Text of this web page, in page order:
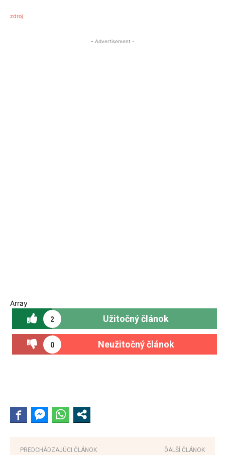
zdroj
- Advertisement -
Array
2 Užitočný článok
0 Neužitočný článok
PREDCHÁDZAJÚCI ČLÁNOK ĎALŠÍ ČLÁNOK